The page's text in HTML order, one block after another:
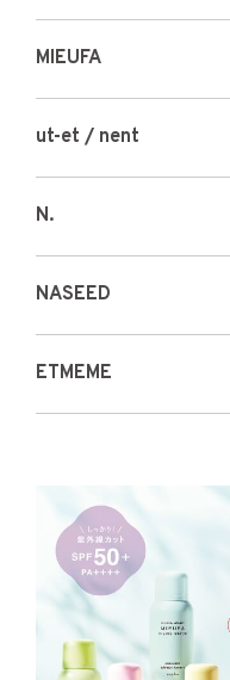
MIEUFA
ut-et / nent
N.
NASEED
ETMEME